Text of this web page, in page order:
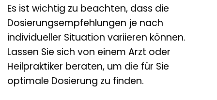
Es ist wichtig zu beachten, dass die
Dosierungsempfehlungen je nach
individueller Situation variieren können.
Lassen Sie sich von einem Arzt oder
Heilpraktiker beraten, um die für Sie
optimale Dosierung zu finden.